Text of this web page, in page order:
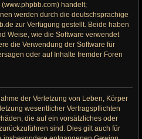
handelt;
werden durch die deutschsprachige
zur Verfügung gestellt. Beide haben
Weise, wie die Software verwendet
die Verwendung der Software für
oder auf Inhalte fremder Foren
der Verletzung von Leben, Körper
wesentlicher Vertragspflichten
die auf ein vorsätzliches oder
sind. Dies gilt auch für